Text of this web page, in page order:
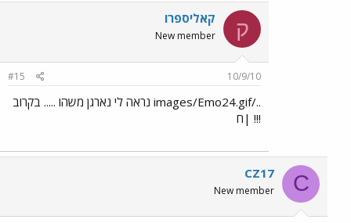
ק קאליספרו
New member
10/9/10
#15
../images/Emo24.gif נראה לי נארגן משהו ..... בקרוב
!!! |ח
C
CZ17
New member